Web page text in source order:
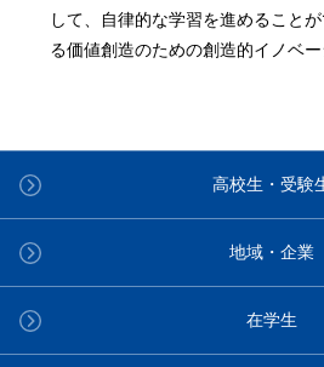
して、自律的な学習を進めること
る価値創造のための創造的イノベー
高校生・受験
地域・企業
在学生